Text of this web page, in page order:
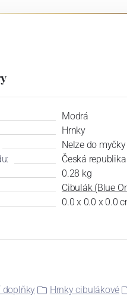
Modrá
Hrnky
Nelze do
Česká republika
0.28 kg
Cibulák (Blue
0.0 x 0.0 x 0.0
doplňky
Hrnky cibulákové